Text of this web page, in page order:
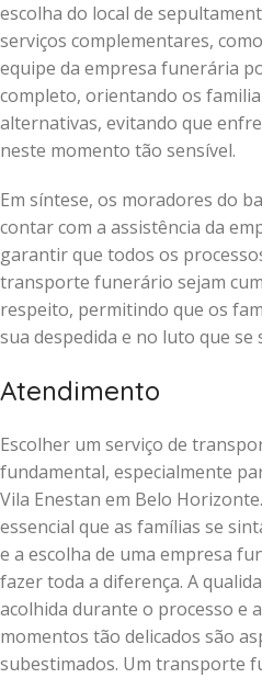
escolha do local de
serviços complementares,
equipe da empresa funerária
completo, orientando os
alternativas, evitando que
neste momento tão sensível.
Em síntese, os moradores do
contar com a assistência da
garantir que todos os
transporte funerário sejam
respeito, permitindo que os
sua despedida e no luto que se
Atendimento
Escolher um serviço de
fundamental, especialmente
Vila Enestan em Belo
essencial que as famílias se
e a escolha de uma empresa
fazer toda a diferença. A
acolhida durante o processo e
momentos tão delicados são
subestimados. Um transporte